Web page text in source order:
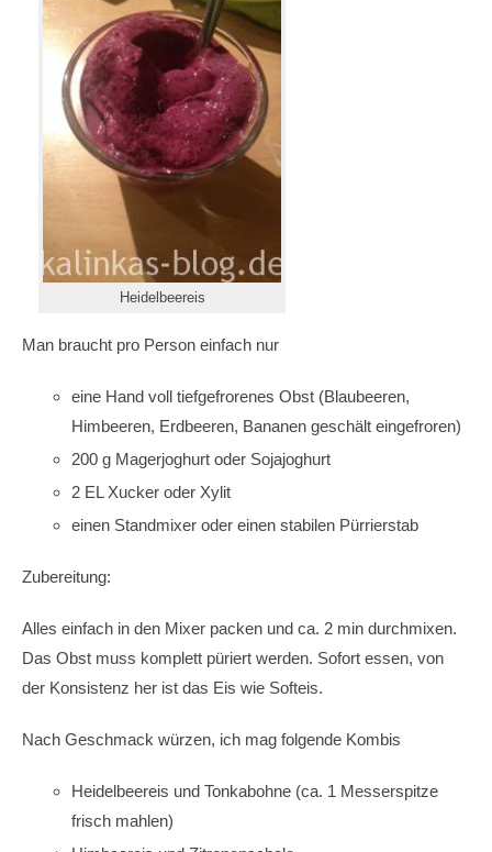
Heidelbeereis
Man braucht pro Person einfach nur
eine Hand voll tiefgefrorenes Obst (Blaubeeren,
Himbeeren, Erdbeeren, Bananen geschält eingefroren)
200 g Magerjoghurt oder Sojajoghurt
2 EL Xucker oder Xylit
einen Standmixer oder einen stabilen Pürrierstab
Zubereitung:
Alles einfach in den Mixer packen und ca. 2 min durchmixen.
Das Obst muss komplett püriert werden. Sofort essen, von
der Konsistenz her ist das Eis wie Softeis.
Nach Geschmack würzen, ich mag folgende Kombis
Heidelbeereis und Tonkabohne (ca. 1 Messerspitze
frisch mahlen)